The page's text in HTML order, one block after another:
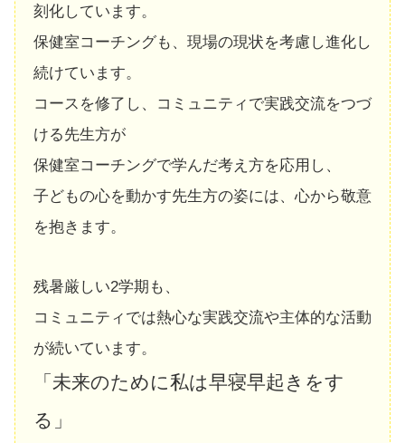
刻化しています。
保健室コーチングも、現場の現状を考慮し進化し
続けています。
コースを修了し、コミュニティで実践交流をつづ
ける先生方が
保健室コーチングで学んだ考え方を応用し、
子どもの心を動かす先生方の姿には、心から敬意
を抱きます。
残暑厳しい2学期も、
コミュニティでは熱心な実践交流や主体的な活動
が続いています。
「未来のために私は早寝早起きをす
る」